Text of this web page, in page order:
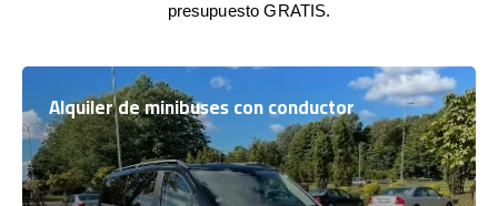
presupuesto GRATIS.
Alquiler de minibuses con conductor